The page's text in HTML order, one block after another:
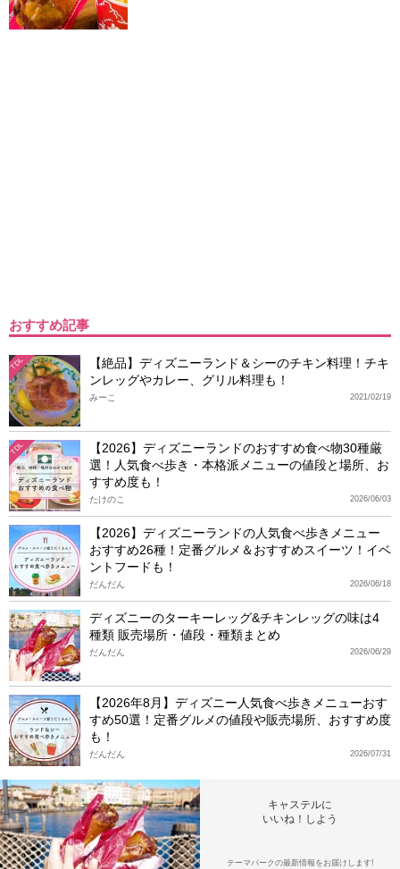
おすすめ記事
TDL
【絶品】ディズニーランド＆シーのチキン料理！チキ
ンレッグやカレー、グリル料理も！
2021/02/19
みーこ
TDL
【2026】ディズニーランドのおすすめ食べ物30種厳
選！人気食べ歩き・本格派メニューの値段と場所、お
すすめ度も！
2026/06/03
たけのこ
【2026】ディズニーランドの人気食べ歩きメニュー
おすすめ26種！定番グルメ＆おすすめスイーツ！イベ
ントフードも！
2026/06/18
だんだん
ディズニーのターキーレッグ&チキンレッグの味は4
種類 販売場所・値段・種類まとめ
2026/06/29
だんだん
【2026年8月】ディズニー人気食べ歩きメニューおす
すめ50選！定番グルメの値段や販売場所、おすすめ度
も！
2026/07/31
だんだん
キャステルに
いいね！しよう
テーマパークの最新情報をお届けします!